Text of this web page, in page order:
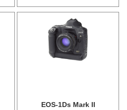
EOS-1Ds Mark II